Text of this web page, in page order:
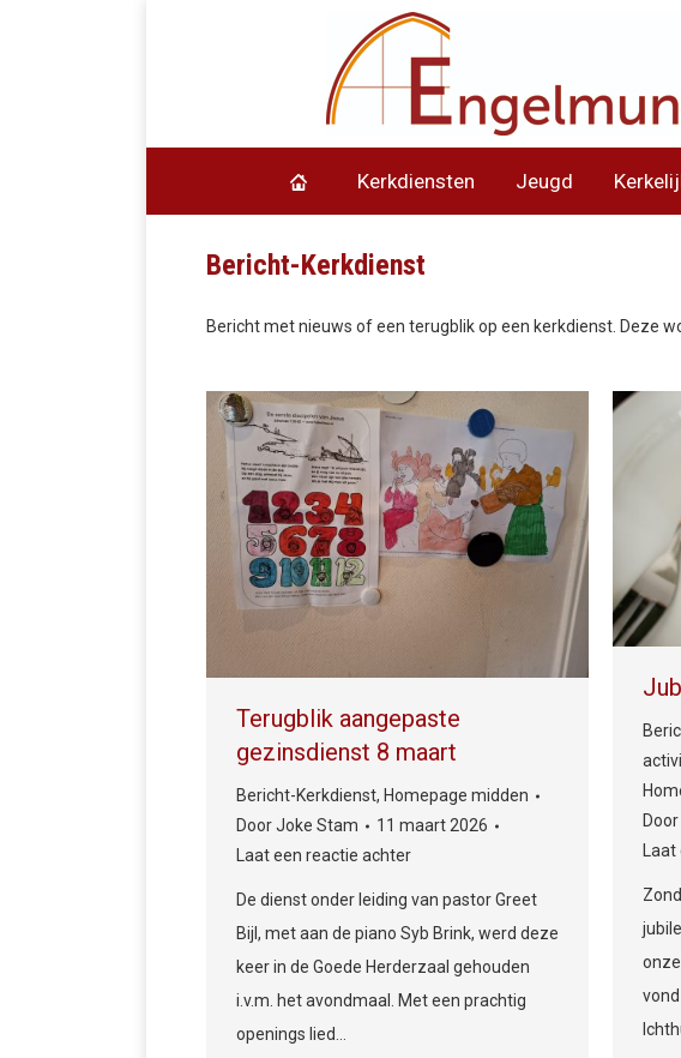
Kerkdiensten Jeugd
Bericht-Kerkdienst
Bericht met nieuws of een terugblik op een kerkdienst. Deze
Terugblik aangepaste
gezinsdienst 8 maart
Bericht-Kerkdienst, Homepage midden
DoorJoke Stam
11 maart 2026
Laat een reactie achter
De dienst onder leiding van pastor Greet
Bijl, met aan de piano Syb Brink, werd deze
keer in de Goede Herderzaal gehouden
i.v.m. het avondmaal. Met een prachtig
openings lied…
Door